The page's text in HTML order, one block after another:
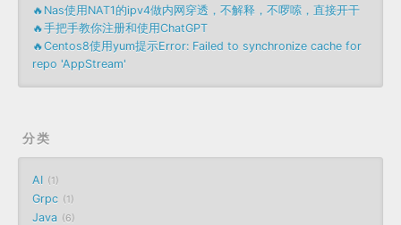
🔥Nas使用NAT1的ipv4做内网穿透，不解释，不啰嗦，直接开干
🔥手把手教你注册和使用ChatGPT
🔥Centos8使用yum提示Error: Failed to synchronize cache for
repo 'AppStream'
分类
AI 1
Grpc 1
Java 6